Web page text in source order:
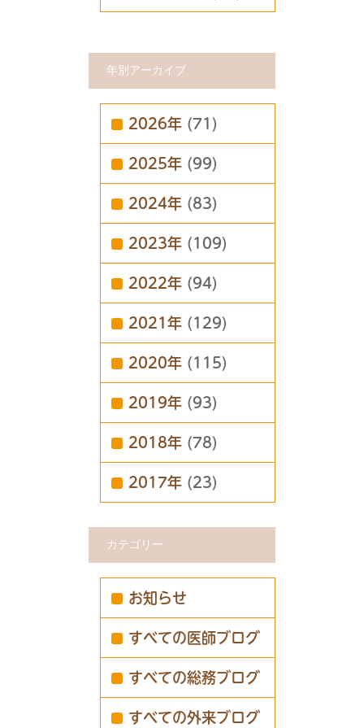
年別アーカイブ
2026年 (71)
2025年 (99)
2024年 (83)
2023年 (109)
2022年 (94)
2021年 (129)
2020年 (115)
2019年 (93)
2018年 (78)
2017年 (23)
カテゴリー
お知らせ
すべての医師ブログ
すべての総務ブログ
すべての外来ブログ